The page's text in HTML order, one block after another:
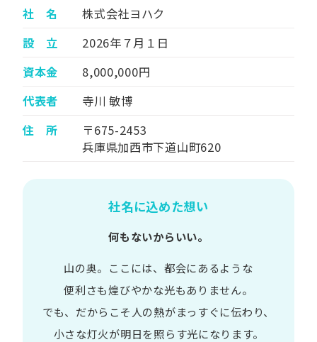
社 名
株式会社ヨハク
設 立
2026年７月１日
資本金
8,000,000円
代表者
寺川 敏博
住 所
〒675-2453
兵庫県加西市下道山町620
社名に込めた想い
何もないからいい。
山の​奥。​ここには、​都会に​あるような​
便利さも煌びやかな​光も​ありません。​
でも、​だから​こそ 人の​熱が​まっすぐに​伝わり、
小さな​灯火が​明日を​照らす光に​なります。